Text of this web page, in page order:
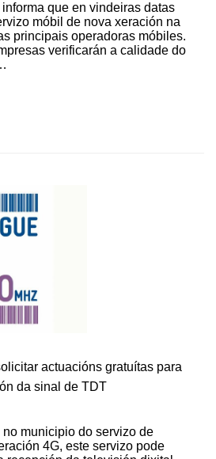
que en vindeiras datas
móbil de nova xeración na
principais operadoras móbiles.
verificarán a calidade do
actuacións gratuítas para
da sinal de TDT
municipio do servizo de
4G, este servizo pode